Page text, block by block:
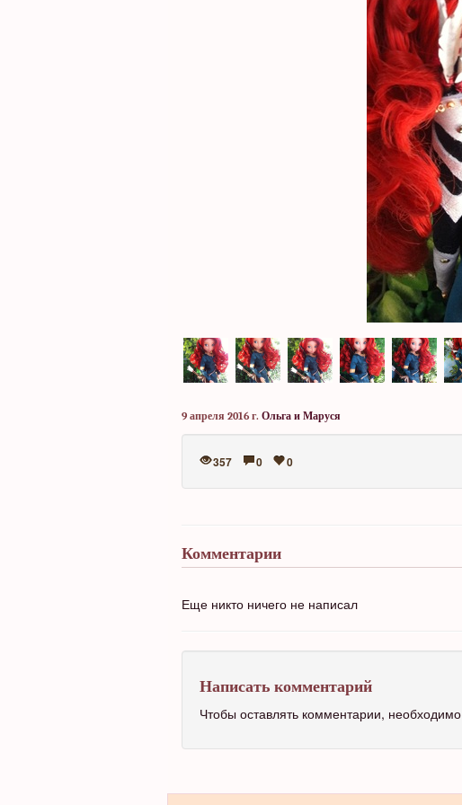
9 апреля 2016 г. Ольга и Маруся
357 0 0
Комментарии
Еще никто ничего не написал
Написать комментарий
Чтобы оставлять комментарии, необходимо